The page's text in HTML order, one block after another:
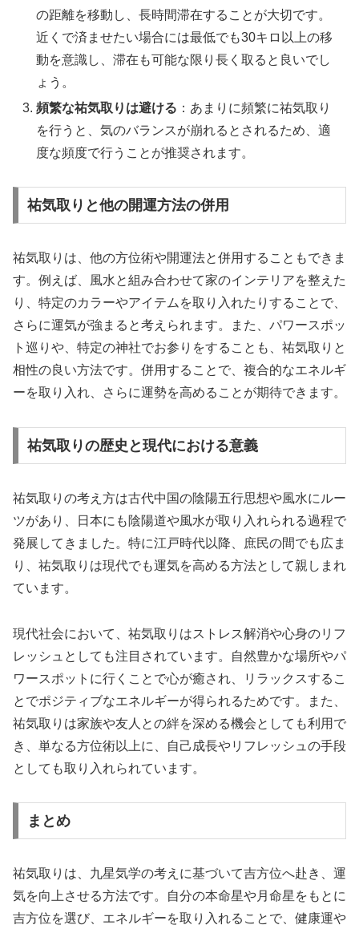
の距離を移動し、長時間滞在することが大切です。
近くで済ませたい場合には最低でも30キロ以上の移
動を意識し、滞在も可能な限り長く取ると良いでし
ょう。
頻繁な祐気取りは避ける ：あまりに頻繁に祐気取り
を行うと、気のバランスが崩れるとされるため、適
度な頻度で行うことが推奨されます。
祐気取りと他の開運方法の併用
祐気取りは、他の方位術や開運法と併用することもできま
す。例えば、風水と組み合わせて家のインテリアを整えた
り、特定のカラーやアイテムを取り入れたりすることで、
さらに運気が強まると考えられます。また、パワースポッ
ト巡りや、特定の神社でお参りをすることも、祐気取りと
相性の良い方法です。併用することで、複合的なエネルギ
ーを取り入れ、さらに運勢を高めることが期待できます。
祐気取りの歴史と現代における意義
祐気取りの考え方は古代中国の陰陽五行思想や風水にルー
ツがあり、日本にも陰陽道や風水が取り入れられる過程で
発展してきました。特に江戸時代以降、庶民の間でも広ま
り、祐気取りは現代でも運気を高める方法として親しまれ
ています。
現代社会において、祐気取りはストレス解消や心身のリフ
レッシュとしても注目されています。自然豊かな場所やパ
ワースポットに行くことで心が癒され、リラックスするこ
とでポジティブなエネルギーが得られるためです。また、
祐気取りは家族や友人との絆を深める機会としても利用で
き、単なる方位術以上に、自己成長やリフレッシュの手段
としても取り入れられています。
まとめ
祐気取りは、九星気学の考えに基づいて吉方位へ赴き、運
気を向上させる方法です。自分の本命星や月命星をもとに
吉方位を選び、エネルギーを取り入れることで、健康運や